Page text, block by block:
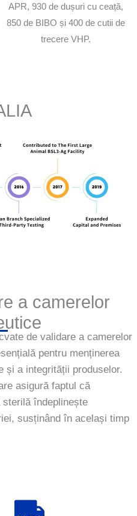
APR, 930 de dușuri cu ceață,
850 de BIBO și 400 de cutii de
trecere VHP.
a camerelor
de validare a camerelor
pentru menținerea
și a integrității produselor.
asigură faptul că
îndeplinește
susținând în același timp